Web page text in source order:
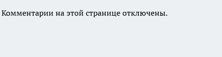
Комментарии на этой странице отключены.